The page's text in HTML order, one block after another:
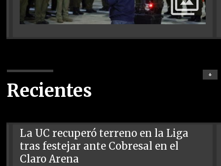
Recientes
+
La UC recuperó terreno en la Liga
tras festejar ante Cobresal en el
Claro Arena